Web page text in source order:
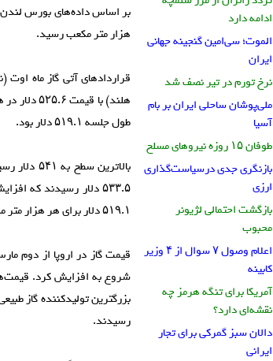
ادامه دارد
الموت؛ سی‌امین گنجینه جهانی
ایران
نرخ تورم در تیر نصف شد
ملی‌پوشان ساحلی ایران بر بام
آسیا
طوفان ۱۵ روزه نیروهای مسلح
بازنگری جدی درسیاست‌گذاری
ارزی
بازگشت احتمالی لژیونر
محبوب
اعلام وصول ۷ سوال از ۴ وزیر
کابینه
آمریکا برای تنگه هرمز چه
نقشه‌ای دارد؟
دالان سبز گمرکی برای تجار
ایرانی
هزار متر مکعب رسید.
طول جلسه ۵۱۹.۱ دلار بود.
۵۱۹.۱ دلار برای هر هزار متر مکعب بود، محاسبه شده است.
قیمت گاز در اروپا از دوم
رسیدند.